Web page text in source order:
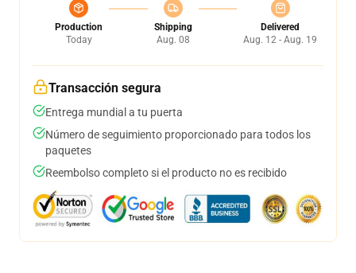
Production
Today
Shipping
Aug. 08
Delivered
Aug. 12 - Aug. 19
Transacción segura
Entrega mundial a tu puerta
Número de seguimiento proporcionado para todos los
paquetes
Reembolso completo si el producto no es recibido